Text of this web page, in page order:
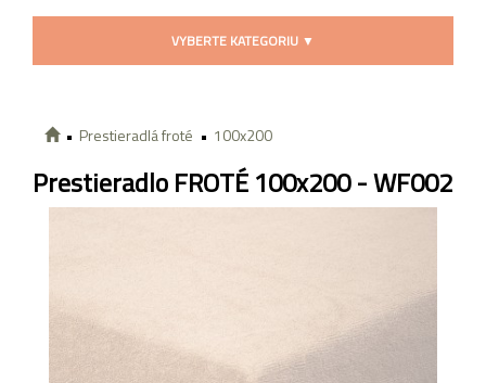
VYBERTE KATEGORIU ▼
Prestieradlá froté 100x200
Prestieradlo FROTÉ 100x200 - WF002